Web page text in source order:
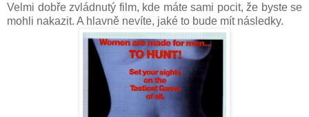
Velmi dobře zvládnutý film, kde máte sami pocit, že byste se
mohli nakazit. A hlavně nevíte, jaké to bude mít následky.